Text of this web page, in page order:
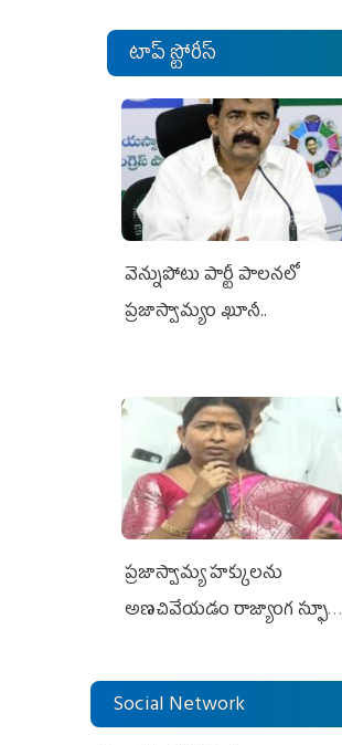
టాప్ స్టోరీస్
వెన్నుపోటు పార్టీ పాలనలో
ప్రజాస్వామ్యం ఖూనీ..
ప్రజాస్వామ్య హక్కులను
అణచివేయడం రాజ్యాంగ స్ఫూర్తికి
Social Network